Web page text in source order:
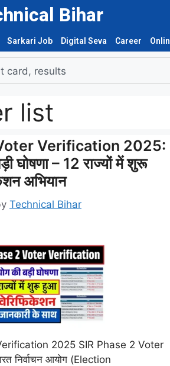
Bihar
Sarkari Job Digital Seva Career
list
Verification 2025:
घोषणा – 12 राज्यों में शुरू
अभियान
Technical Bihar
2025 SIR Phase 2 Voter
निर्वाचन आयोग (Election